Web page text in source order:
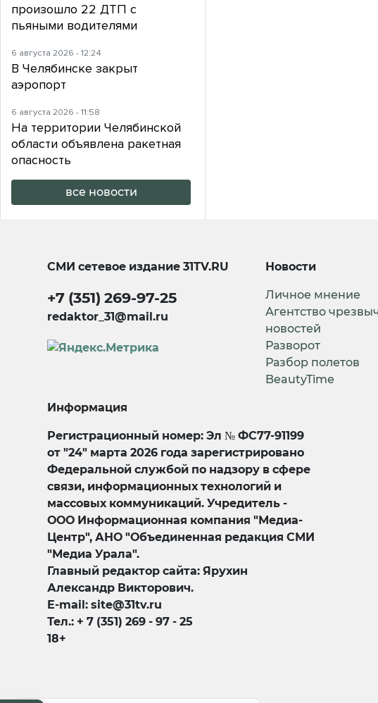
произошло 22 ДТП с
пьяными водителями
6 августа 2026 - 12:24
В Челябинске закрыт
аэропорт
6 августа 2026 - 11:58
На территории Челябинской
области объявлена ракетная
опасность
все новости
СМИ сетевое издание31TV.RU
+7 (351) 269-97-25
redaktor_31@mail.ru
Новости
Личное мнение
Агентство
новостей
Разворот
Разбор полетов
BeautyTime
Информация
Регистрационный номер: Эл № ФС77-91199
от "24" марта 2026 года зарегистрировано
Федеральной службой по надзору в сфере
связи, информационных технологий и
массовых коммуникаций. Учредитель -
ООО Информационная компания "Медиа-
Центр", АНО "Объединенная редакция СМИ
"Медиа Урала".
Главный редактор сайта: Ярухин
Александр Викторович.
E-mail: site@31tv.ru
Тел.: + 7 (351) 269 - 97 - 25
18+